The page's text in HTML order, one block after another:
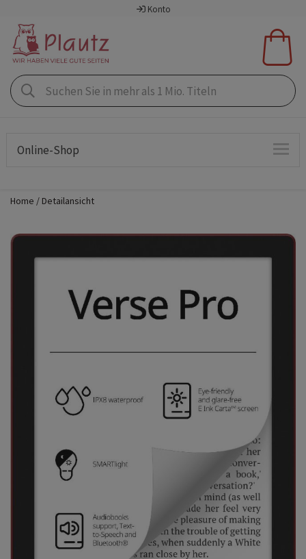
Konto
Online-Shop
Home Detailansicht